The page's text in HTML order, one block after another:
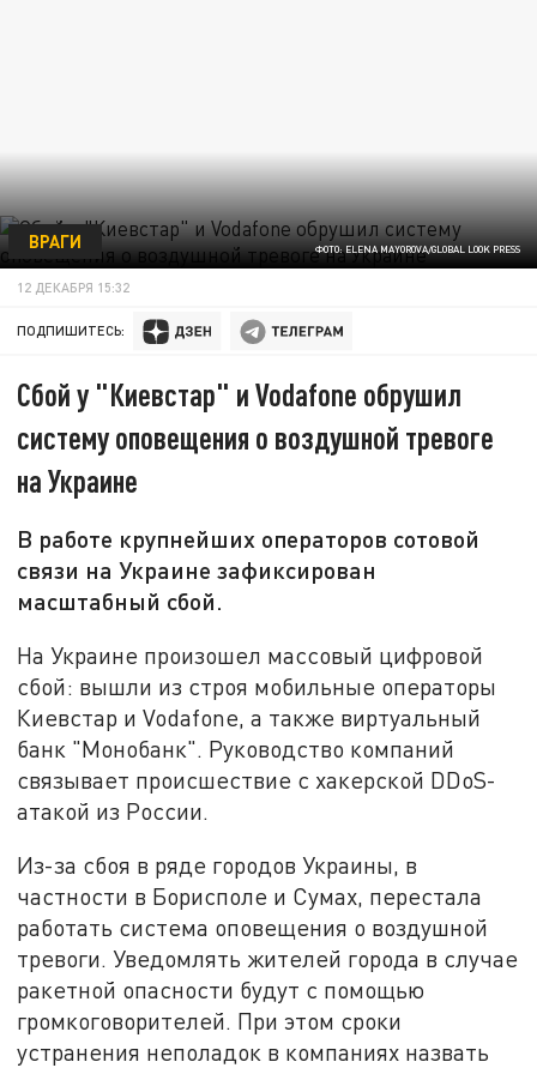
ФОТО: ELENA MAYOROVA/GLOBAL LOOK PRESS
ВРАГИ
12 ДЕКАБРЯ 15:32
ПОДПИШИТЕСЬ:
Сбой у "Киевстар" и Vodafone обрушил
систему оповещения о воздушной тревоге
на Украине
В работе крупнейших операторов сотовой
связи на Украине зафиксирован
масштабный сбой.
На Украине произошел массовый цифровой
сбой: вышли из строя мобильные операторы
Киевстар и Vodafone, а также виртуальный
банк "Монобанк". Руководство компаний
связывает происшествие с хакерской DDoS-
атакой из России.
Из-за сбоя в ряде городов Украины, в
частности в Борисполе и Сумах, перестала
работать система оповещения о воздушной
тревоги. Уведомлять жителей города в случае
ракетной опасности будут с помощью
громкоговорителей. При этом сроки
устранения неполадок в компаниях назвать